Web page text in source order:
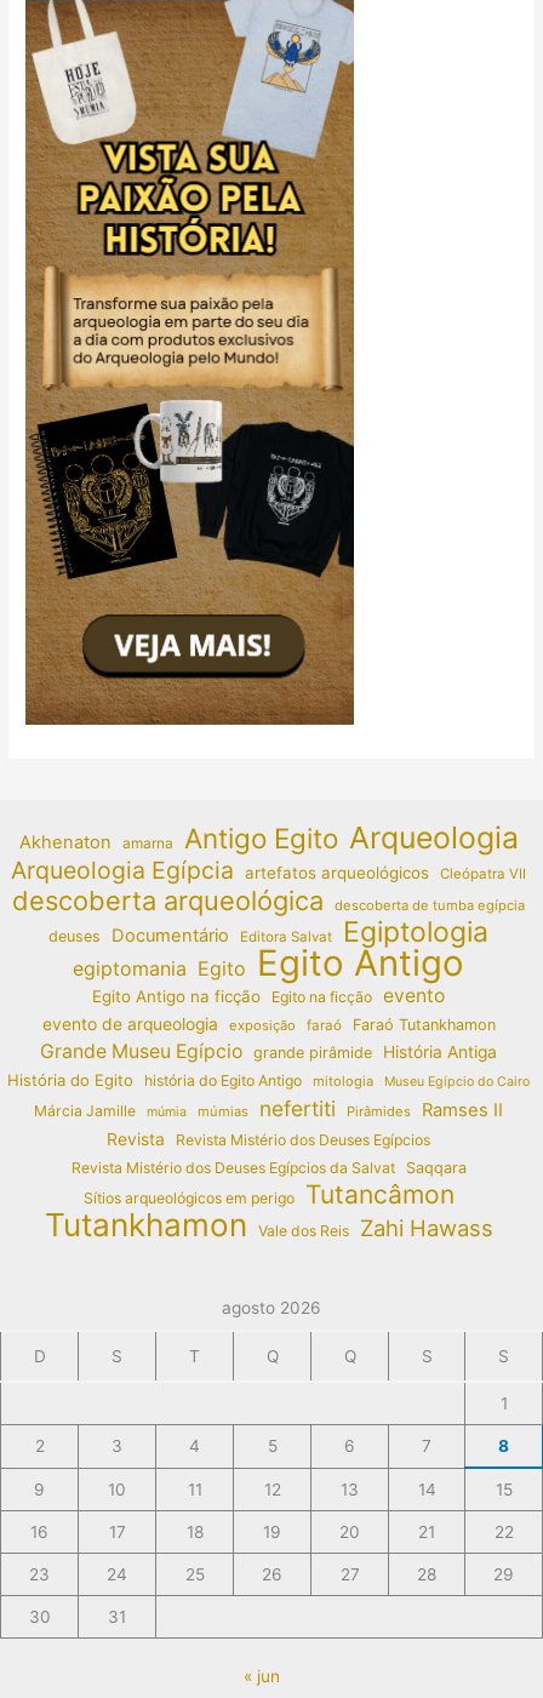
Akhenaton amarna Antigo Egito Arqueologia
Arqueologia Egípcia artefatos arqueológicos Cleópatra VII
descoberta arqueológica descoberta de tumba egípcia
deuses Documentário Editora Salvat Egiptologia
egiptomania Egito Egito Antigo
Egito Antigo na ficção Egito na ficção evento
evento de arqueologia exposição faraó Faraó Tutankhamon
Grande Museu Egípcio grande pirâmide
História Antiga
História do Egito
história do Egito Antigo mitologia Museu Egípcio do Cairo
Márcia Jamille múmia múmias nefertiti Pirâmides Ramses II
Revista
Revista Mistério dos Deuses Egípcios
Revista Mistério dos Deuses Egípcios da Salvat
Saqqara
Sítios arqueológicos em perigo
Tutancâmon
Tutankhamon Vale dos Reis Zahi Hawass
agosto 2026
D S T Q Q S S
1
2 3 4 5 6 7 8
9 10 11 12 13 14 15
16 17 18 19 20 21 22
23 24 25 26 27 28 29
30 31
« jun